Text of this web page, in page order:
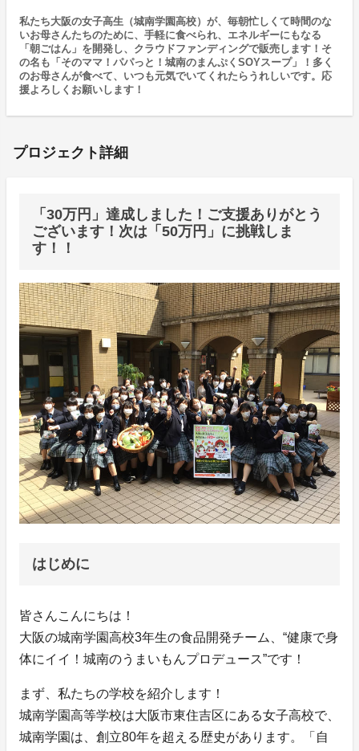
私たち大阪の女子高生（城南学園高校）が、毎朝忙しくて時間のな
いお母さんたちのために、手軽に食べられ、エネルギーにもなる
「朝ごはん」を開発し、クラウドファンディングで販売します！そ
の名も「そのママ！パパっと！城南のまんぷくSOYスープ」！多く
のお母さんが食べて、いつも元気でいてくれたらうれしいです。応
援よろしくお願いします！
プロジェクト詳細
「30万円」達成しました！ご支援ありがとう
ございます！次は「50万円」に挑戦しま
す！！
はじめに
皆さんこんにちは！
大阪の城南学園高校3年生の食品開発チーム、“健康で身
体にイイ！城南のうまいもんプロデュース”です！
まず、私たちの学校を紹介します！
城南学園高等学校は大阪市東住吉区にある女子高校で、
城南学園は、創立80年を超える歴史があります。「自